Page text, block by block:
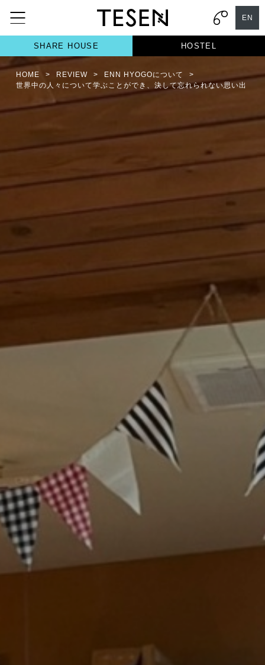
EN
SHARE HOUSE HOSTEL
HOME > REVIEW > ENN HYOGOについて
>
世界中の人々について学ぶことができ、決して忘れられない思い出